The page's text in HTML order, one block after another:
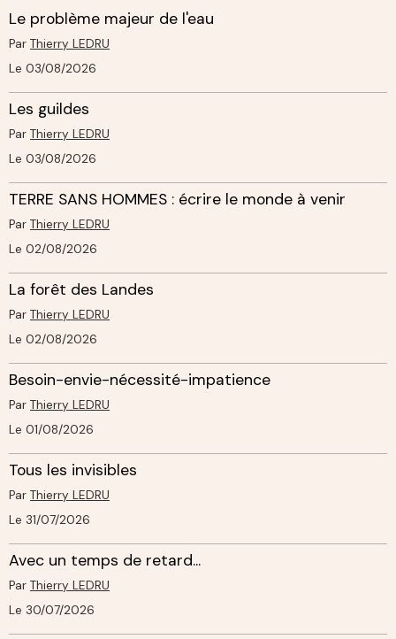
Le problème majeur de l'eau
Par Thierry LEDRU
Le 03/08/2026
Les guildes
Par Thierry LEDRU
Le 03/08/2026
TERRE SANS HOMMES : écrire le monde à venir
Par Thierry LEDRU
Le 02/08/2026
La forêt des Landes
Par Thierry LEDRU
Le 02/08/2026
Besoin-envie-nécessité-impatience
Par Thierry LEDRU
Le 01/08/2026
Tous les invisibles
Par Thierry LEDRU
Le 31/07/2026
Avec un temps de retard...
Par Thierry LEDRU
Le 30/07/2026